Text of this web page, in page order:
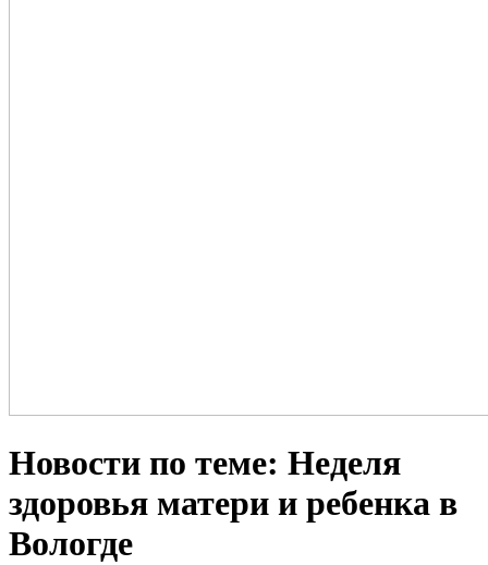
Новости по теме: Неделя
здоровья матери и ребенка в
Вологде